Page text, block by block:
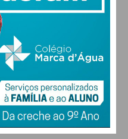
ALTERAR
EM PAÇOS DE